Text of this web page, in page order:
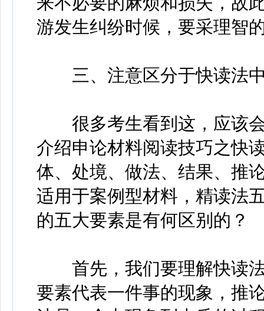
游发生纠纷时候，要采理智
三、注意区分于快读法
很多考生看到这，应该会
介绍申论材料阅读技巧之快
体、处境、做法、结果、推
适用于案例型材料，精读法
的五大要素是有何区别的？
首先，我们要理解快读法
要素代表一件事的现象，推